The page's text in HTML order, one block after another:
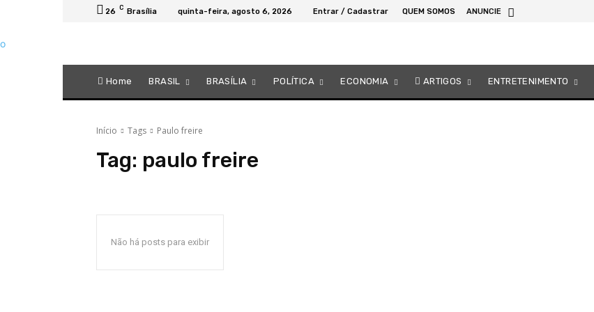
26 C Brasília quinta-feira, agosto 6, 2026 Entrar / Cadastrar QUEM SOMOS ANUNCIE
Home BRASIL BRASÍLIA POLÍTICA ECONOMIA ARTIGOS ENTRETENIMENTO
Início Tags Paulo freire
Tag: paulo freire
Não há posts para exibir